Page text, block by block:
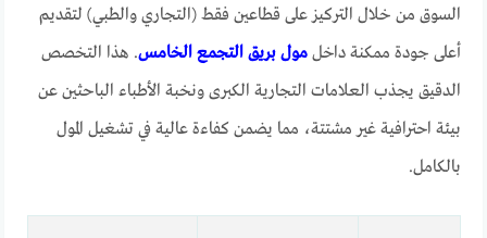
السوق من خلال التركيز على قطاعين فقط (التجاري والطبي) لتقديم
أعلى جودة ممكنة داخلمول بريق التجمع الخامس. هذا التخصص
الدقيق يجذب العلامات التجارية الكبرى ونخبة الأطباء الباحثين عن
بيئة احترافية غير مشتتة، مما يضمن كفاءة عالية في تشغيل المول
بالكامل.